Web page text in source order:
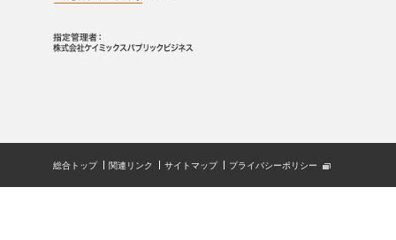
総合トップ 関連リンク サイトマップ プライバシーポリシー